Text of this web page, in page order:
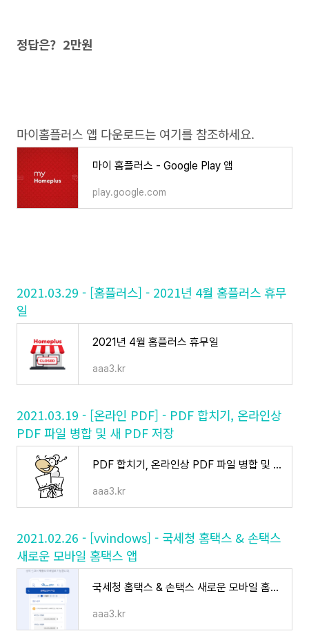
정답은? 2만원
마이홈플러스 앱 다운로드는 여기를 참조하세요.
마이 홈플러스 - Google Play 앱
play.google.com
2021.03.29 - [홈플러스] - 2021년 4월 홈플러스 휴무
일
2021년 4월 홈플러스 휴무일
aaa3.kr
2021.03.19 - [온라인 PDF] - PDF 합치기, 온라인상
PDF 파일 병합 및 새 PDF 저장
PDF 합치기, 온라인상 PDF 파일 병합 및 새 PDF 저장
aaa3.kr
2021.02.26 - [vvindows] - 국세청 홈택스 & 손택스
새로운 모바일 홈택스 앱
국세청 홈택스 & 손택스 새로운 모바일 홈택스 앱
aaa3.kr